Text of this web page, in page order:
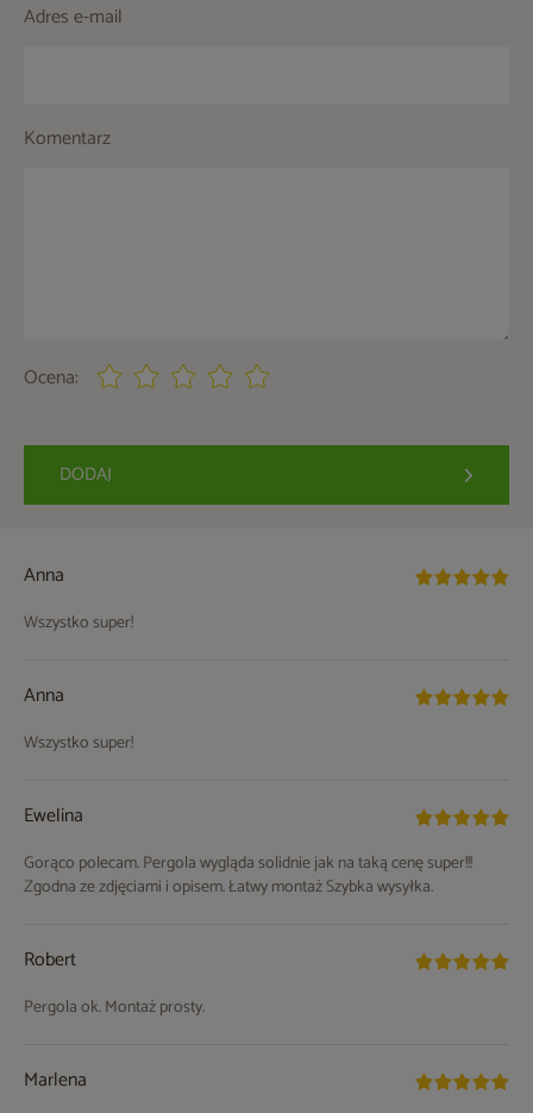
Adres e-mail
Komentarz
Ocena:
DODAJ
Anna
Wszystko super!
Anna
Wszystko super!
Ewelina
Gorąco polecam. Pergola wygląda solidnie jak na taką cenę super!!!
Zgodna ze zdjęciami i opisem. Łatwy montaż Szybka wysyłka.
Robert
Pergola ok. Montaż prosty.
Marlena